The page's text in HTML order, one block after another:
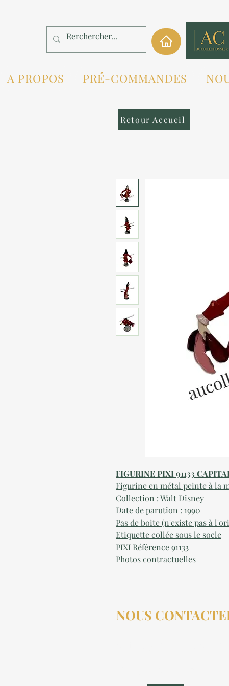
A PROPOS PRÉ-COMMANDES
FIGURINE PIXI 91133
Figurine en métal peinte à la
Collection : Walt Disney
Date de parution : 1990
Pas de boite (n'existe pas à
Etiquette collée sous le socle
PIXI Référence 91133
Photos contractuelles
Retour Accueil
NOUS